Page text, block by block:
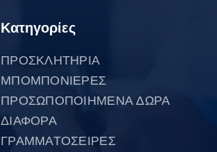
Κατηγορίες
ΠΡΟΣΚΛΗΤΗΡΙΑ
ΜΠΟΜΠΟΝΙΕΡΕΣ
ΠΡΟΣΩΠΟΠΟΙΗΜΕΝΑ ΔΩΡΑ
ΔΙΑΦΟΡΑ
ΓΡΑΜΜΑΤΟΣΕΙΡΕΣ